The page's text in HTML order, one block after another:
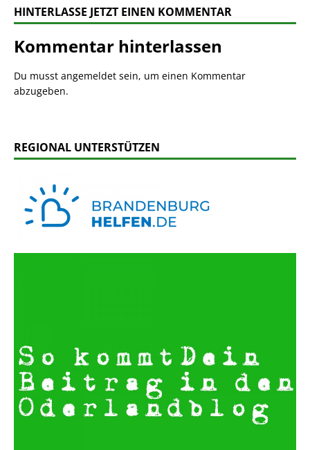
HINTERLASSE JETZT EINEN KOMMENTAR
Kommentar hinterlassen
Du musst angemeldet sein, um einen Kommentar
abzugeben.
REGIONAL UNTERSTÜTZEN